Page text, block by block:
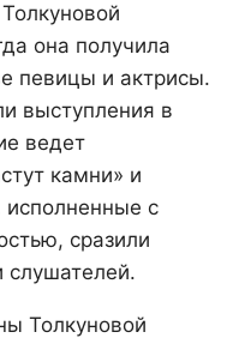
она получила
певицы и актрисы.
выступления в
ведет
камни» и
исполненные с
сразили
слушателей.
Толкуновой